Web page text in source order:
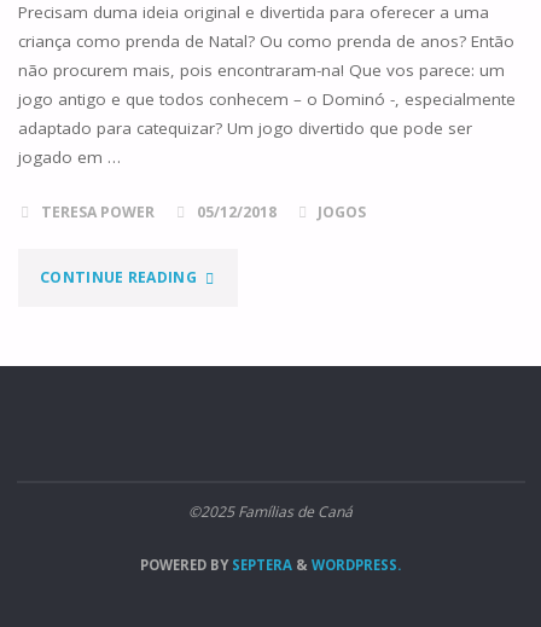
Precisam duma ideia original e divertida para oferecer a uma
criança como prenda de Natal? Ou como prenda de anos? Então
não procurem mais, pois encontraram-na! Que vos parece: um
jogo antigo e que todos conhecem – o Dominó -, especialmente
adaptado para catequizar? Um jogo divertido que pode ser
jogado em …
TERESA POWER 05/12/2018 JOGOS
CONTINUE READING"DOMINÓ
NOMES
©2025 Famílias de Caná
POWERED BYSEPTERA & WORDPRESS.